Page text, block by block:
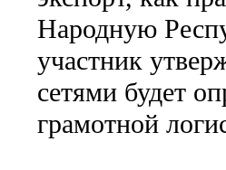
Народную
участник
сетями будет
грамотной